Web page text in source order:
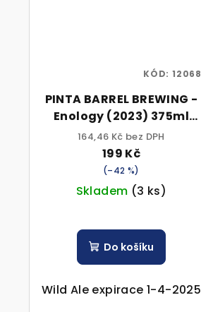
PINTA BARREL BREWING -
Enology (2023) 375ml
sklo 7,5% alc.
164,46 Kč bez DPH
199 Kč
(–42 %)
Skladem (3 ks)
Do košíku
Wild Ale expirace 1-4-2025
KÓD: 12068